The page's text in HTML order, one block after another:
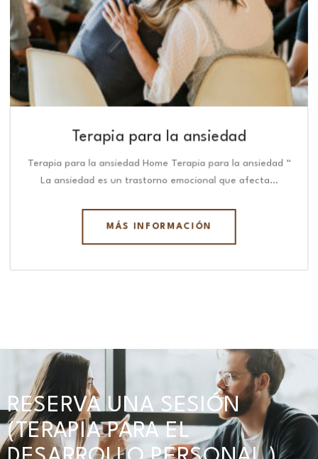
Terapia para la ansiedad
Terapia para la ansiedad Home Terapia para la ansiedad “
La ansiedad es un trastorno emocional que afecta…
MÁS INFORMACIÓN
RESERVA UNA SESIÓN
(TERAPIA PARA EL